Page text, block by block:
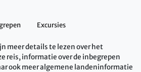
Excursies
meer details te lezen over het
reis, informatie over de inbegrepen
ook meer algemene landeninformatie